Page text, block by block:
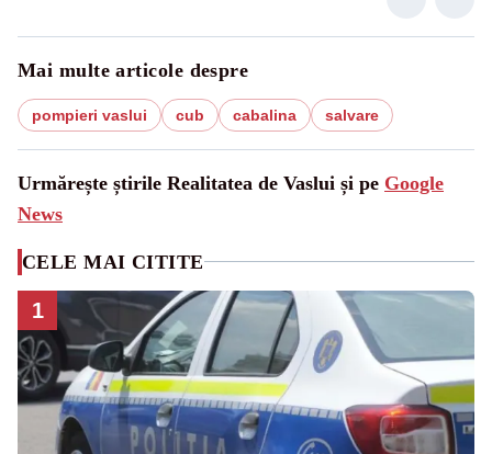
Mai multe articole despre
pompieri vaslui cub cabalina salvare
Urmărește știrile Realitatea de Vaslui și pe Google
News
CELE MAI CITITE
1